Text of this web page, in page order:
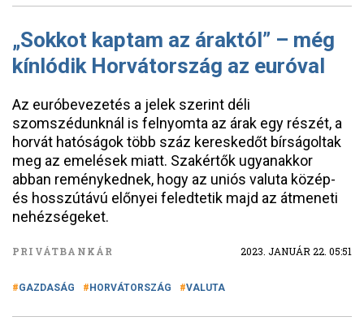
„Sokkot kaptam az áraktól” – még
kínlódik Horvátország az euróval
Az euróbevezetés a jelek szerint déli
szomszédunknál is felnyomta az árak egy részét, a
horvát hatóságok több száz kereskedőt bírságoltak
meg az emelések miatt. Szakértők ugyanakkor
abban reménykednek, hogy az uniós valuta közép-
és hosszútávú előnyei feledtetik majd az átmeneti
nehézségeket.
PRIVÁTBANKÁR 2023. JANUÁR 22. 05:51
GAZDASÁG HORVÁTORSZÁG VALUTA